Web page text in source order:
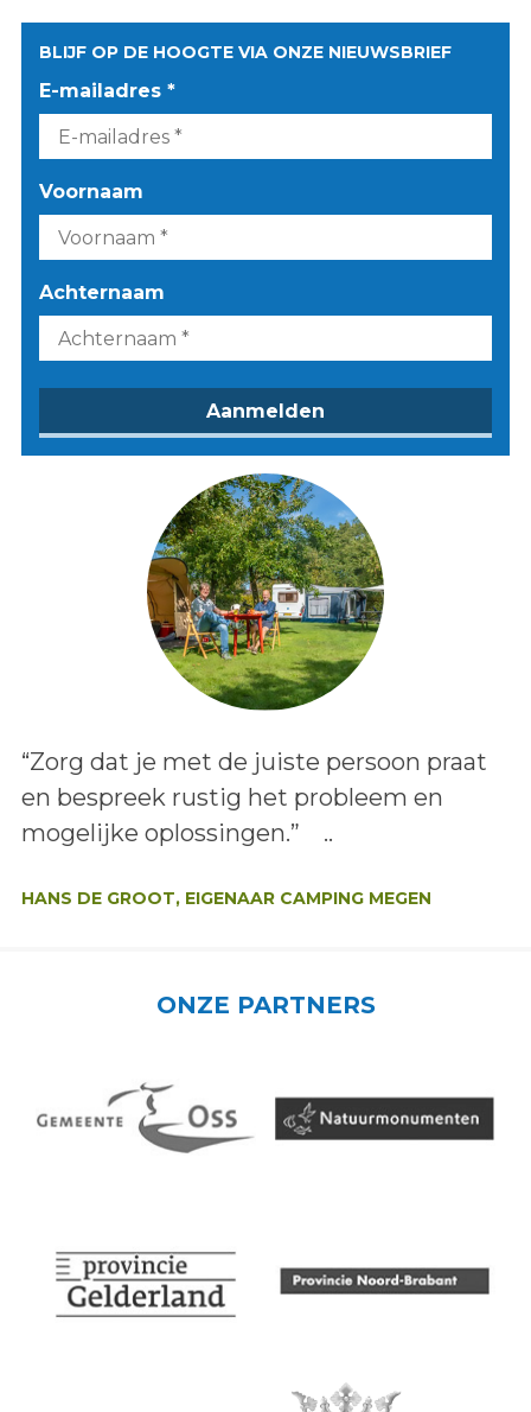
BLIJF OP DE HOOGTE VIA ONZE NIEUWSBRIEF
E-mailadres *
Voornaam
Achternaam
Lees het bericht:
“Zorg dat je met de juiste persoon praat
en bespreek rustig het probleem en
mogelijke oplossingen.” ..
HANS DE GROOT, EIGENAAR CAMPING MEGEN
ONZE PARTNERS